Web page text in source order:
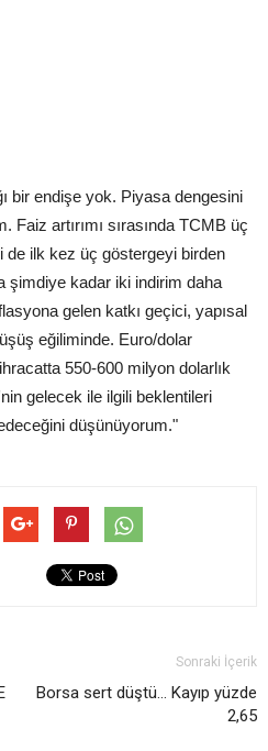
bir endişe yok. Piyasa dengesini
Faiz artırımı sırasında TCMB üç
de ilk kez üç göstergeyi birden
şimdiye kadar iki indirim daha
gelen katkı geçici, yapısal
eğiliminde. Euro/dolar
550-600 milyon dolarlık
gelecek ile ilgili beklentileri
düşünüyorum."
Sonraki İçerik
Borsa sert düştü… Kayıp yüzde
2,65